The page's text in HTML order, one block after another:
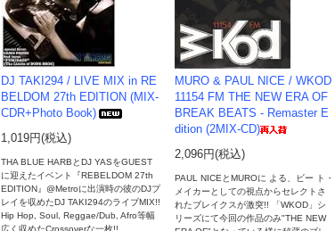
DJ TAKI294 / LIVE MIX in RE
BELDOM 27th EDITION (MIX-
CDR+Photo Book)
1,019円(税込)
THA BLUE HARBとDJ YASをGUEST
に迎えたイベント『REBELDOM 27th
EDITION』@Metroに出演時の彼のDJプ
レイを収めたDJ TAKI294のライブMIX!!
Hip Hop, Soul, Reggae/Dub, Afro等幅
広く収めたCrossoverな一枚!!
MURO & PAUL NICE / WKOD
11154 FM THE NEW ERA OF
BREAK BEATS - Remaster E
dition (2MIX-CD)
2,096円(税込)
PAUL NICEとMUROに よる、ビー ト・
メイカーとしての視点からセレクトさ
れたブレイクスが激突!! 「WKOD」シ
リーズにて今回の作品のみ"THE NEW